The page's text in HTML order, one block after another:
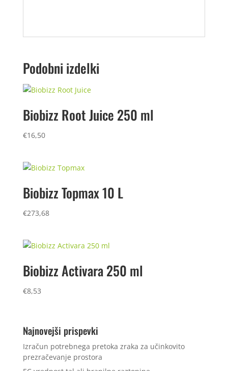
Podobni izdelki
Biobizz Root Juice 250 ml
€16,50
Biobizz Topmax 10 L
€273,68
Biobizz Activara 250 ml
€8,53
Najnovejši prispevki
Izračun potrebnega pretoka zraka za učinkovito
prezračevanje prostora